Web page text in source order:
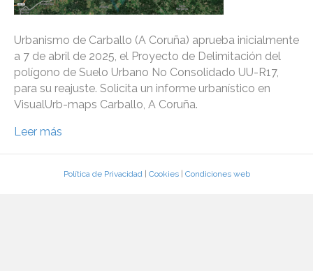
Urbanismo de Carballo (A Coruña) aprueba inicialmente
a 7 de abril de 2025, el Proyecto de Delimitación del
polígono de Suelo Urbano No Consolidado UU-R17,
para su reajuste. Solicita un informe urbanístico en
VisualUrb-maps Carballo, A Coruña.
Leer más
Política de Privacidad| Cookies| Condiciones web